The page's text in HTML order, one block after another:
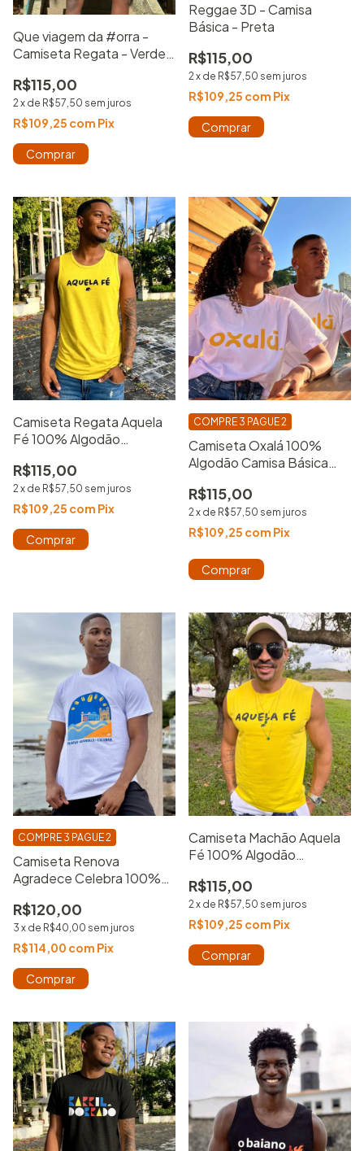
Que viagem da #orra -
Camiseta Regata - Verde
R$115,00
2 x de R$57,50 sem juros
R$109,25 com Pix
Comprar
Reggae 3D - Camisa
Básica - Preta
R$115,00
2x de R$57,50 sem juros
R$109,25 com Pix
Comprar
Camiseta Regata Aquela
Fé 100% Algodão
R$115,00
2 x de R$57,50 sem juros
R$109,25 com Pix
Comprar
Camiseta Oxalá 100%
Algodão Camisa Básica
R$115,00
2 x de R$57,50 sem juros
COMPRE 3 PAGUE 2
R$109,25 com Pix
Comprar
Camiseta Renova
Agradece Celebra 100%
Estampada
R$120,00
3 x de R$40,00 sem juros
COMPRE 3 PAGUE 2
R$114,00 com Pix
Comprar
Camiseta Machão Aquela
Fé 100% Algodão
R$115,00
2 x de R$57,50 sem juros
R$109,25 com Pix
Comprar